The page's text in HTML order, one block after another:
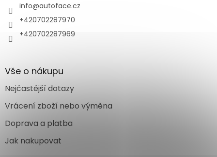
info@autoface.cz
+420702287970
+420702287969
Vše o nákupu
Nejčastější dotazy
Vrácení zboží nebo výměna
Doprava a platba
Jak nakupovat